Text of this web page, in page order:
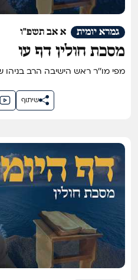
א אב תשפ"ו גמרא יומית
מסכת חולין דף עו
מפי מו''ר ראש הישיבה הרב בניהו שמואלי שליט''א
שיתוף